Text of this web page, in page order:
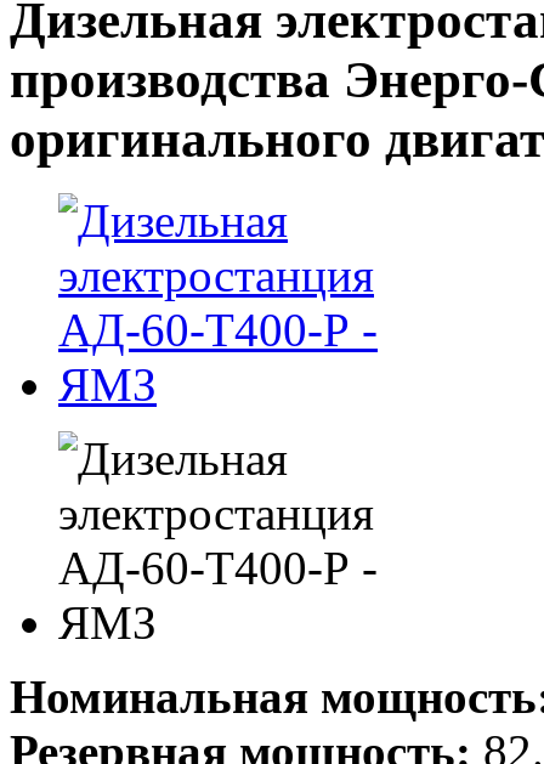
Дизельная
производства Энерго-
оригинального
Номинальная
Резервная мощность: